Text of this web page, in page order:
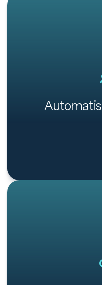
Automatische
Flexibele workflow